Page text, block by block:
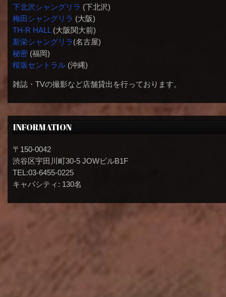
下北沢シャングリラ (下北沢)
梅田シャングリラ (大阪)
TH-R HALL(大阪関大前)
新栄シャングリラ(名古屋)
秘密(福岡)
桜坂セントラル(沖縄)
雑誌・TVの撮影など店舗貸出を行っております。
INFORMATION
〒150-0042
渋谷区宇田川町30-5 JOWビルB1F
TEL:03-6455-0225
キャパシティ: 130名